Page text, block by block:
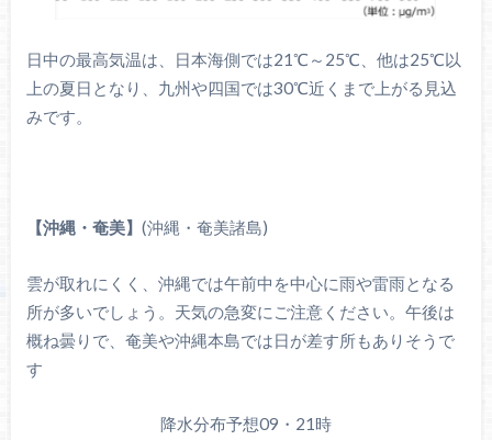
日中の最高気温は、日本海側では21℃～25℃、他は25℃以
上の夏日となり、九州や四国では30℃近くまで上がる見込
みです。
【沖縄・奄美】 (沖縄・奄美諸島)
雲が取れにくく、沖縄では午前中を中心に雨や雷雨となる
所が多いでしょう。天気の急変にご注意ください。午後は
概ね曇りで、奄美や沖縄本島では日が差す所もありそうで
す
降水分布予想09・21時